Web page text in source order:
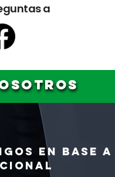
a
en base a